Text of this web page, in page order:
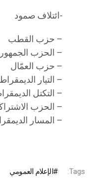
-ائتلاف صمود
– حزب القطب
– الحزب
– حزب العمّال
– التيار
– التكتل
– الحزب
– المسار
Tags: الإعلام العمومي